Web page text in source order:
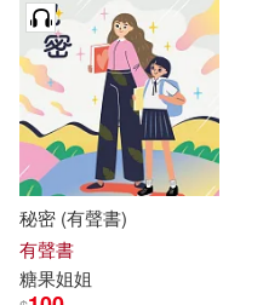
秘密 (有聲書)
有聲書
糖果姐姐